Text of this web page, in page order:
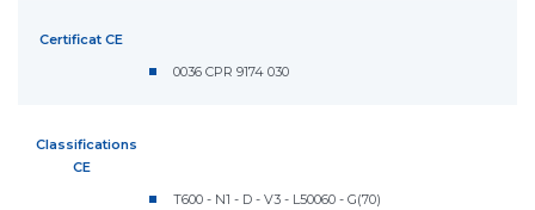
Certificat CE
0036 CPR 9174 030
Classifications
CE
T600 - N1 - D - V3 - L50060 - G(70)